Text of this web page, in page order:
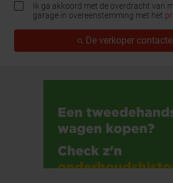
Ik ga akkoord met de overdracht van
garage in overeenstemming met het
De verkoper